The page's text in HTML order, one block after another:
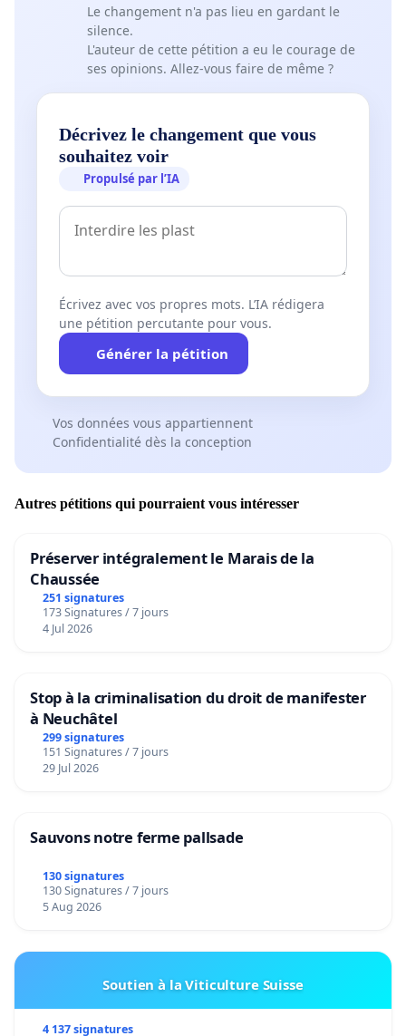
Le changement n'a pas lieu en gardant le
silence.
L'auteur de cette pétition a eu le courage de
ses opinions. Allez-vous faire de même ?
Décrivez le changement que vous
souhaitez voir
Propulsé par l’IA
Écrivez avec vos propres mots. L’IA rédigera
une pétition percutante pour vous.
Générer la pétition
Vos données vous appartiennent
Confidentialité dès la conception
Autres pétitions qui pourraient vous intéresser
Préserver intégralement le Marais de la
Chaussée
251 signatures
173 Signatures / 7 jours
4 Jul 2026
Stop à la criminalisation du droit de manifester
à Neuchâtel
299 signatures
151 Signatures / 7 jours
29 Jul 2026
Sauvons notre ferme pallsade
130 signatures
130 Signatures / 7 jours
5 Aug 2026
Soutien à la Viticulture Suisse
4 137 signatures